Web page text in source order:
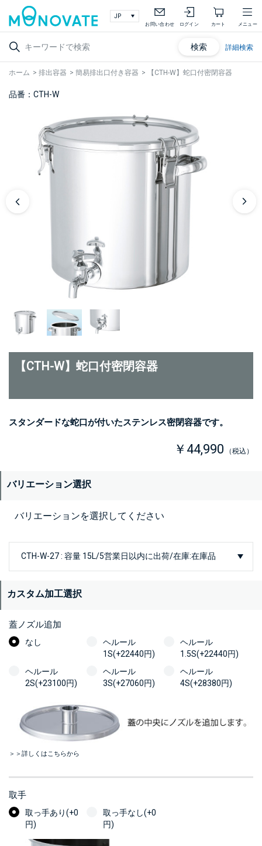
お問い合わせ ログイン カート メニュー
検索 詳細検索
ホーム > 排出容器 > 簡易排出口付き容器 > 【CTH-W】蛇口付密閉容器
品番：CTH-W
【CTH-W】蛇口付密閉容器
スタンダードな蛇口が付いたステンレス密閉容器です。
￥44,990 （税込）
バリエーション選択
バリエーションを選択してください
カスタム加工選択
蓋ノズル追加
なし
ヘルール
1S(+22440円)
ヘルール
1.5S(+22440円)
ヘルール
2S(+23100円)
ヘルール
3S(+27060円)
ヘルール
4S(+28380円)
＞＞詳しくはこちらから
取手
取っ手あり(+0
円)
取っ手なし(+0
円)